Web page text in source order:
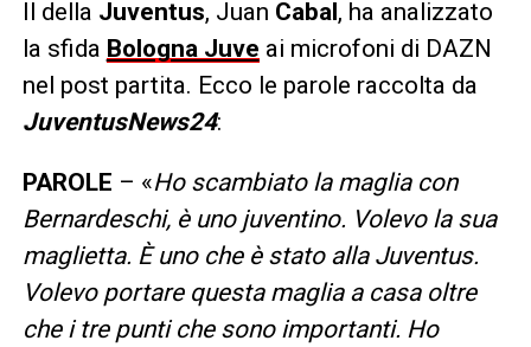
Il della Juventus, Juan Cabal, ha analizzato
la sfida Bologna Juve ai microfoni di DAZN
nel post partita. Ecco le parole raccolta da
JuventusNews24:
PAROLE – «Ho scambiato la maglia con
Bernardeschi, è uno juventino. Volevo la sua
maglietta. È uno che è stato alla Juventus.
Volevo portare questa maglia a casa oltre
che i tre punti che sono importanti. Ho